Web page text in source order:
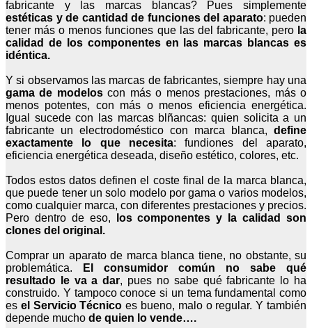
fabricante y las marcas blancas? Pues simplemente
estéticas y de cantidad de funciones del aparato: pueden
tener más o menos funciones que las del fabricante, perola
calidad de los componentes en las marcas blancas es
idéntica.
Y si observamos las marcas de fabricantes, siempre hay una
gama de modeloscon más o menos prestaciones, más o
menos potentes, con más o menos eficiencia energética.
Igual sucede con las marcas blñancas: quien solicita a un
fabricante un electrodoméstico con marca blanca, define
exactamente lo que necesita: fundiones del aparato,
eficiencia energética deseada, diseño estético, colores, etc.
Todos estos datos definen el coste final de la marca blanca,
que puede tener un solo modelo por gama o varios modelos,
como cualquier marca, con diferentes prestaciones y precios.
Pero dentro de eso,
los componentes y la calidad son
clones del original.
Comprar un aparato de marca blanca tiene, no obstante, su
problemática.
El consumidor común no sabe qué
resultado le va a dar, pues no sabe qué fabricante lo ha
construido. Y tampoco conoce si un tema fundamental como
es el Servicio Técnico es bueno, malo o regular. Y también
depende mucho de quien lo vende….